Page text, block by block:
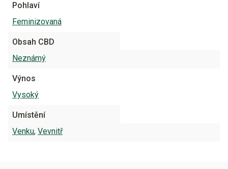
Pohlaví
Feminizovaná
Obsah CBD
Neznámý
Výnos
Vysoký
Umístění
Venku, Vevnitř